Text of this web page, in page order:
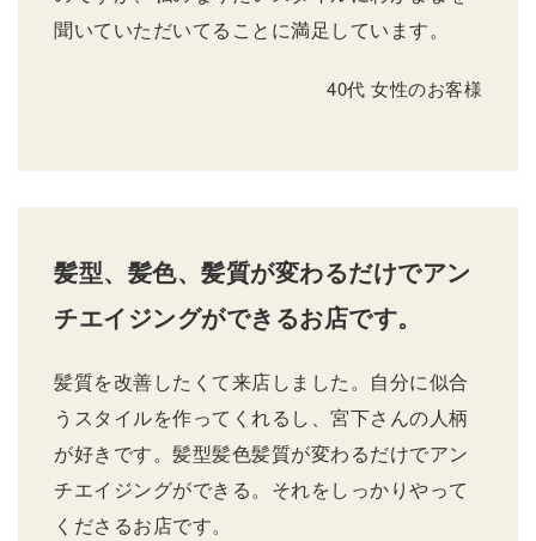
聞いていただいてることに満足しています。
40代 女性のお客様
髪型、髪色、髪質が変わるだけでアン
チエイジングができるお店です。
髪質を改善したくて来店しました。自分に似合
うスタイルを作ってくれるし、宮下さんの人柄
が好きです。髪型髪色髪質が変わるだけでアン
チエイジングができる。それをしっかりやって
くださるお店です。